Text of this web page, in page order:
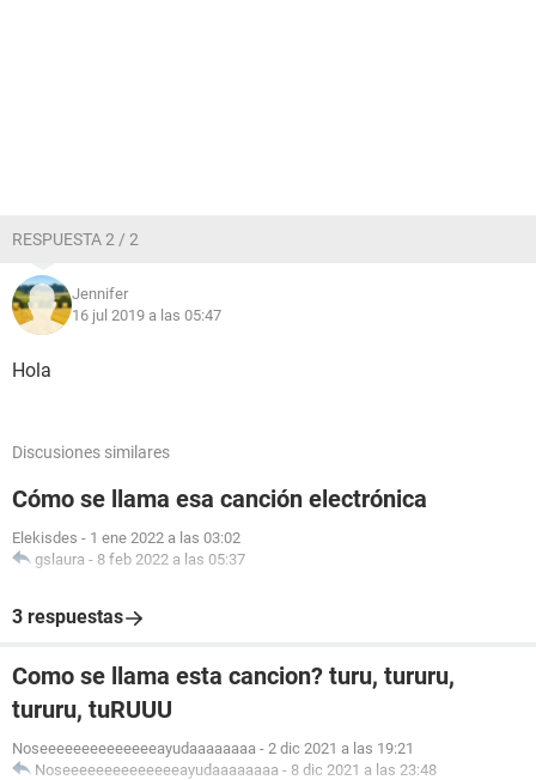
RESPUESTA 2 / 2
Jennifer
16 jul 2019 a las 05:47
Hola
Discusiones similares
Cómo se llama esa canción electrónica
Elekisdes - 1 ene 2022 a las 03:02
gslaura - 8 feb 2022 a las 05:37
3 respuestas
Como se llama esta cancion? turu, tururu,
tururu, tuRUUU
Noseeeeeeeeeeeeeeayudaaaaaaaa - 2 dic 2021 a las 19:21
Noseeeeeeeeeeeeeeayudaaaaaaaa - 8 dic 2021 a las 23:48